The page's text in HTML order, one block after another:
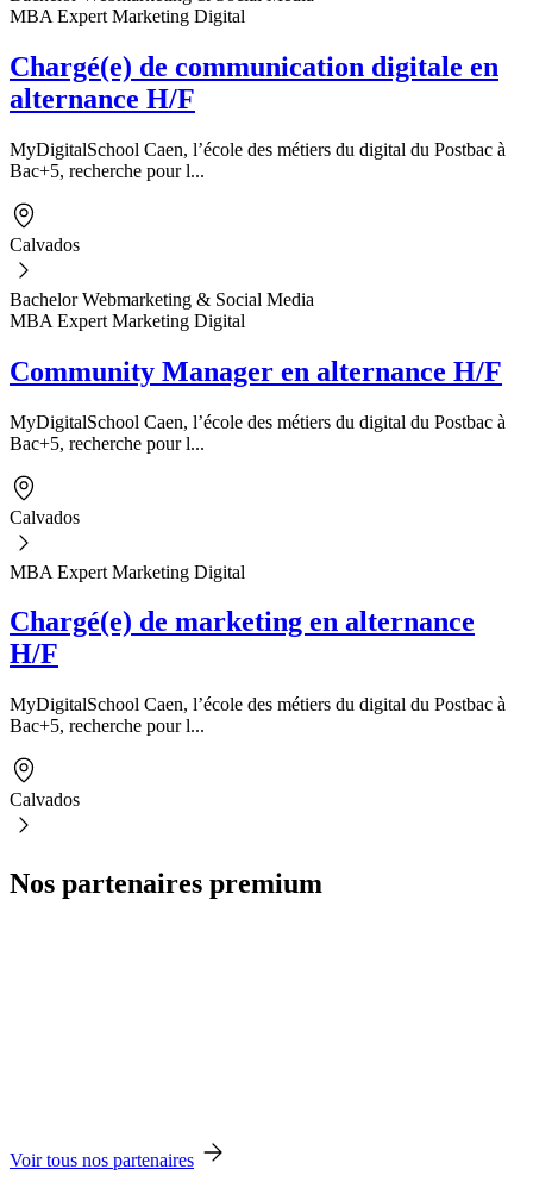
MBA Expert Marketing Digital
Chargé(e) de communication digitale en
alternance H/F
MyDigitalSchool Caen, l’école des métiers du digital du Postbac à
Bac+5, recherche pour l...
Calvados
Bachelor Webmarketing & Social Media
MBA Expert Marketing Digital
Community Manager en alternance H/F
MyDigitalSchool Caen, l’école des métiers du digital du Postbac à
Bac+5, recherche pour l...
Calvados
MBA Expert Marketing Digital
Chargé(e) de marketing en alternance
H/F
MyDigitalSchool Caen, l’école des métiers du digital du Postbac à
Bac+5, recherche pour l...
Calvados
Nos partenaires premium
Voir tous nos partenaires